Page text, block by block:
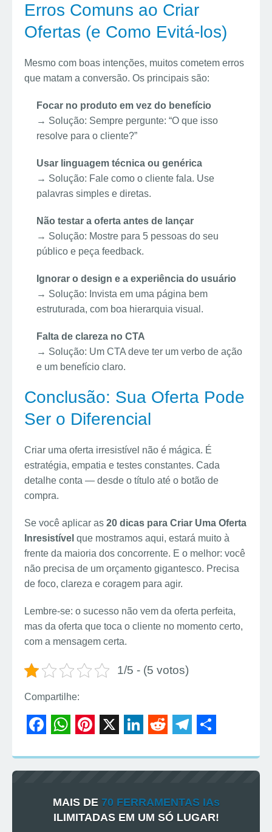
Erros Comuns ao Criar
Ofertas (e Como Evitá-los)
Mesmo com boas intenções, muitos cometem erros
que matam a conversão. Os principais são:
Focar no produto em vez do benefício
→ Solução: Sempre pergunte: “O que isso
resolve para o cliente?”
Usar linguagem técnica ou genérica
→ Solução: Fale como o cliente fala. Use
palavras simples e diretas.
Não testar a oferta antes de lançar
→ Solução: Mostre para 5 pessoas do seu
público e peça feedback.
Ignorar o design e a experiência do usuário
→ Solução: Invista em uma página bem
estruturada, com boa hierarquia visual.
Falta de clareza no CTA
→ Solução: Um CTA deve ter um verbo de ação
e um benefício claro.
Conclusão: Sua Oferta Pode
Ser o Diferencial
Criar uma oferta irresistível não é mágica. É
estratégia, empatia e testes constantes. Cada
detalhe conta — desde o título até o botão de
compra.
Se você aplicar as 20 dicas para Criar Uma Oferta
Inresistível que mostramos aqui, estará muito à
frente da maioria dos concorrente. E o melhor: você
não precisa de um orçamento gigantesco. Precisa
de foco, clareza e coragem para agir.
Lembre-se: o sucesso não vem da oferta perfeita,
mas da oferta que toca o cliente no momento certo,
com a mensagem certa.
1/5 - (5 votos)
Compartilhe:
a
h
t
s
i
t
e
i
k
e
e
d
i
e
e
g
h
r
e
MAIS DE 70 FERRAMENTAS IAs
ILIMITADAS EM UM SÓ LUGAR!